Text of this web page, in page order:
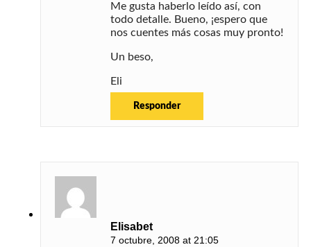
Me gusta haberlo leído así, con
todo detalle. Bueno, ¡espero que
nos cuentes más cosas muy pronto!
Un beso,
Eli
Responder
Elisabet
7 octubre, 2008 at 21:05